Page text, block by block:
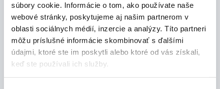
súbory cookie. Informácie o tom, ako používate naše
webové stránky, poskytujeme aj našim partnerom v
oblasti sociálnych médií, inzercie a analýzy. Títo partneri
môžu príslušné informácie skombinovať s ďalšími
údajmi, ktoré ste im poskytli alebo ktoré od vás získali,
keď ste používali ich služby.
dávkovanie:
odporúčaná denná dávka je 1 tableta denne
tableta sa rozpustí v pohári (200 ml)
studenej vody, zamieša a vypije
upozornenie:
nie je určené deťom, tehotným a dojčiacim
uchovávajte mimo dosahu detí